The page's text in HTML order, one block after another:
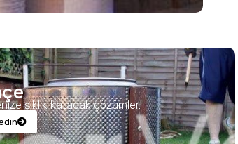
şıklık katacak çözümler.